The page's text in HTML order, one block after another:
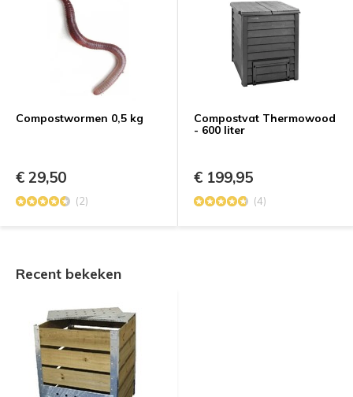
Compostwormen 0,5 kg
€ 29,50
(2)
Compostvat Thermowood
- 600 liter
€ 199,95
(4)
Recent bekeken